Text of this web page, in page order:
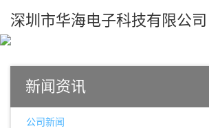
深圳市华海电子科技有限公司
新闻资讯
公司新闻